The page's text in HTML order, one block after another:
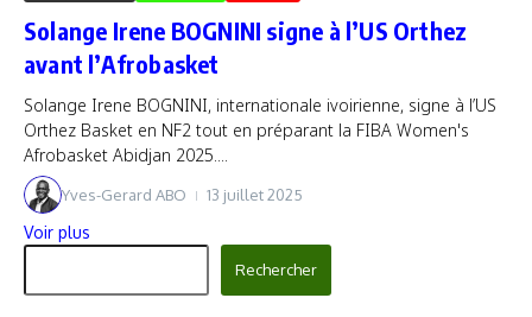
Solange Irene BOGNINI signe à l’US Orthez
avant l’Afrobasket
Solange Irene BOGNINI, internationale ivoirienne, signe à l’US
Orthez Basket en NF2 tout en préparant la FIBA Women's
Afrobasket Abidjan 2025....
Yves-Gerard ABO 13 juillet 2025
Voir plus
Rechercher